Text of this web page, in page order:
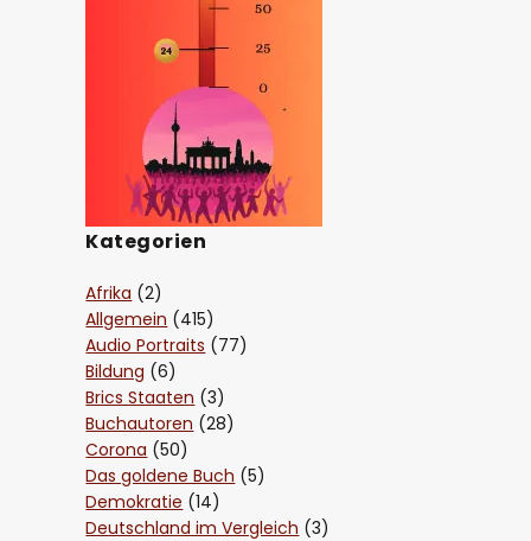
Kategorien
Afrika (2)
Allgemein (415)
Audio Portraits (77)
Bildung (6)
Brics Staaten (3)
Buchautoren (28)
Corona (50)
Das goldene Buch (5)
Demokratie (14)
Deutschland im Vergleich (3)